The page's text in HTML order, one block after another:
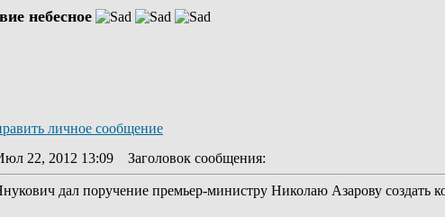
небесное
22, 2012 13:09 Заголовок сообщения:
дал поручение премьер-министру Николаю Азарову создать